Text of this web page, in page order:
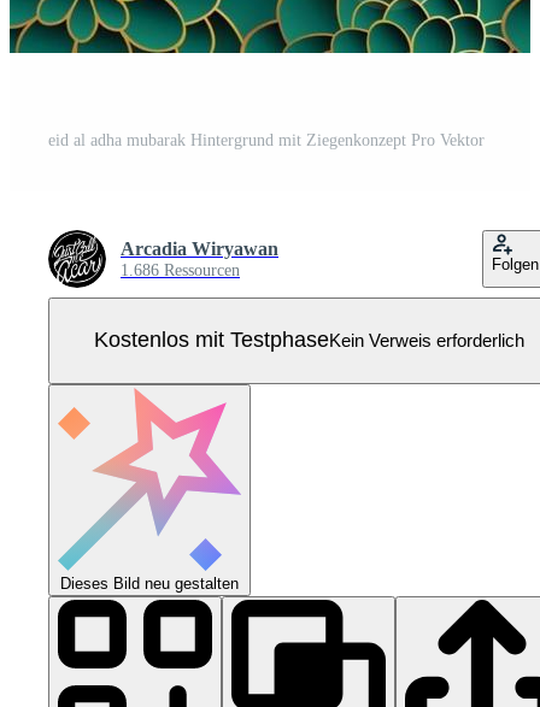
eid al adha mubarak Hintergrund mit Ziegenkonzept Pro Vektor
Arcadia Wiryawan
1.686 Ressourcen Folgen
Kostenlos mit TestphaseKein Verweis erforderlich
Dieses Bild neu gestalten